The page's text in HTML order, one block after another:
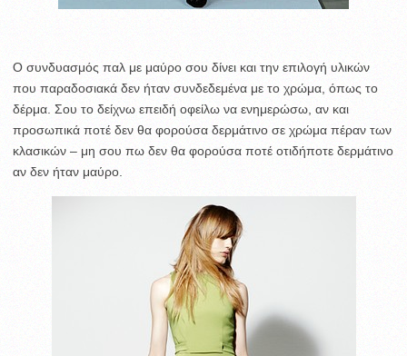
Ο συνδυασμός παλ με μαύρο σου δίνει και την επιλογή υλικών
που παραδοσιακά δεν ήταν συνδεδεμένα με το χρώμα, όπως το
δέρμα. Σου το δείχνω επειδή οφείλω να ενημερώσω, αν και
προσωπικά ποτέ δεν θα φορούσα δερμάτινο σε χρώμα πέραν των
κλασικών – μη σου πω δεν θα φορούσα ποτέ οτιδήποτε δερμάτινο
αν δεν ήταν μαύρο.